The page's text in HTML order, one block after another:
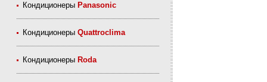
Кондиционеры Panasonic
КондиционерыQuattroclima
Кондиционеры Roda